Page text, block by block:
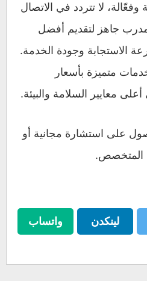
لا تتردد في الاتصال
جاهز لتقديم أفضل
الاستجابة وجودة الخدمة.
متميزة بأسعار
معايير السلامة والبيئة.
على استشارة مجانية أو
المتخصص.
لينكدن
لينكدن
واتساب
واتساب